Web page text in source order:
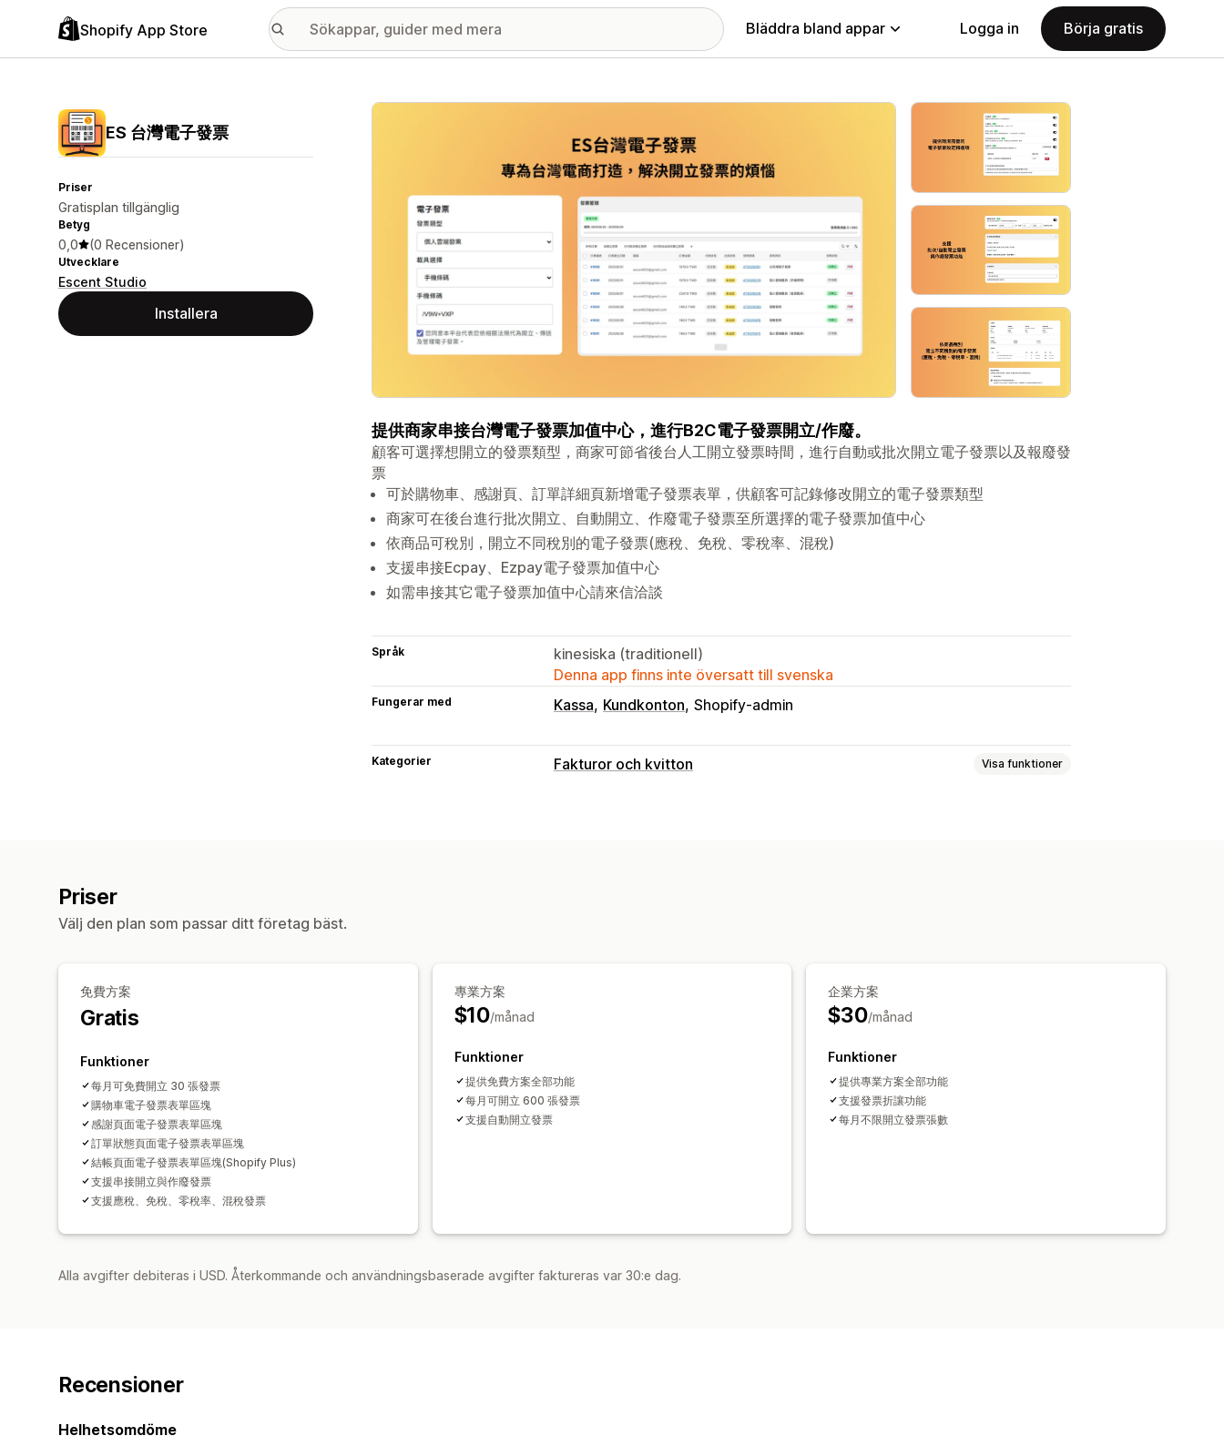
Shopify App Store Bläddra bland appar Logga in Börja gratis
ES 台灣電子發票
Priser
Gratisplan tillgänglig
Betyg
0,0 (0 Recensioner)
Utvecklare
Escent Studio
Installera
Galleri med utvalda bilder
提供商家串接台灣電子發票加值中心，進行B2C電子發票開立/作廢。
顧客可選擇想開立的發票類型，商家可節省後台人工開立發票時間，進行自動或批次開立電子發票以及報廢發
票
可於購物車、感謝頁、訂單詳細頁新增電子發票表單，供顧客可記錄修改開立的電子發票類型
商家可在後台進行批次開立、自動開立、作廢電子發票至所選擇的電子發票加值中心
依商品可稅別，開立不同稅別的電子發票(應稅、免稅、零稅率、混稅)
支援串接Ecpay、Ezpay電子發票加值中心
如需串接其它電子發票加值中心請來信洽談
Språk
kinesiska (traditionell)
Denna app finns inte översatt till svenska
Fungerar med Kassa Kundkonton Shopify-admin
Kategorier Fakturor och kvitton Visa funktioner
Priser
Välj den plan som passar ditt företag bäst.
免費方案
Gratis
Funktioner
每月可免費開立 30 張發票
購物車電子發票表單區塊
感謝頁面電子發票表單區塊
訂單狀態頁面電子發票表單區塊
結帳頁面電子發票表單區塊(Shopify Plus)
支援串接開立與作廢發票
支援應稅、免稅、零稅率、混稅發票
專業方案
$10/månad
Funktioner
提供免費方案全部功能
每月可開立 600 張發票
支援自動開立發票
企業方案
$30/månad
Funktioner
提供專業方案全部功能
支援發票折讓功能
每月不限開立發票張數
Alla avgifter debiteras i USD. Återkommande och användningsbaserade avgifter faktureras var 30:e dag.
Recensioner
Helhetsomdöme